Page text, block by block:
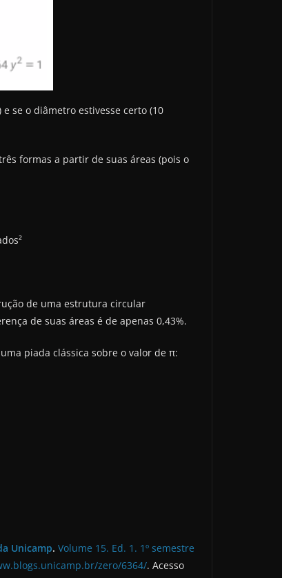
se o diâmetro estivesse certo (10
formas a partir de suas áreas (pois o
de uma estrutura circular
de suas áreas é de apenas 0,43%.
piada clássica sobre o valor de π:
Unicamp. Volume 15. Ed. 1. 1º semestre
zero/6364/. Acesso